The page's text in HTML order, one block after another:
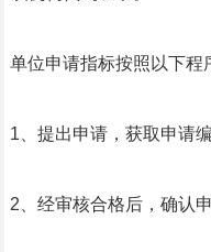
单位申请指标按照以下程
1、提出申请，获取申请编
2、经审核合格后，确认